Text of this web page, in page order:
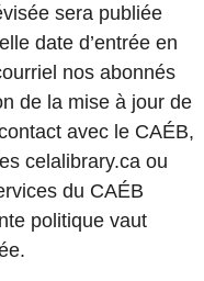
sera publiée
date d’entrée en
nos abonnés
de la mise à jour de
avec le CAÉB,
celalibrary.ca ou
du CAÉB
politique vaut